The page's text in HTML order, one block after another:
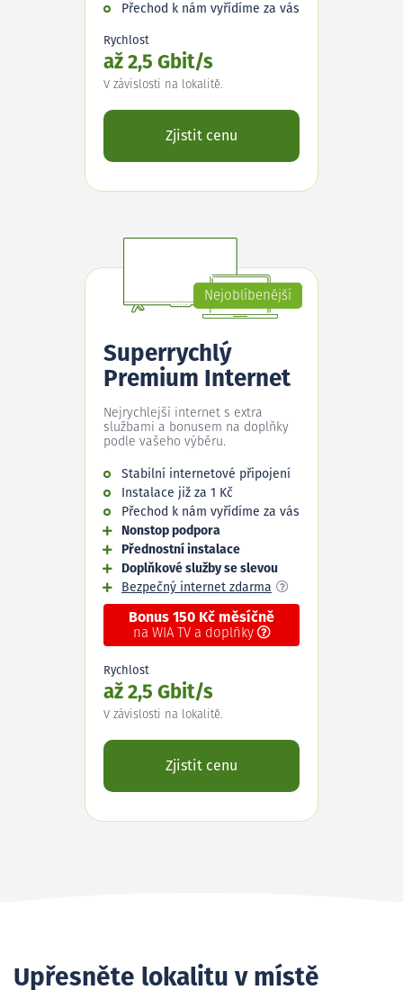
Přechod k nám vyřídíme za vás
Rychlost
až 2,5 Gbit/s
V závislosti na lokalitě.
Zjistit cenu
Nejoblíbenější
Superrychlý
Premium Internet
Nejrychlejší internet s extra
službami a bonusem na doplňky
podle vašeho výběru.
Stabilní internetové připojení
Instalace již za 1 Kč
Přechod k nám vyřídíme za vás
Nonstop podpora
Přednostní instalace
Doplňkové služby se slevou
Bezpečný internet zdarma
Bonus 150 Kč měsíčně
na WIA TV a doplňky
Rychlost
až 2,5 Gbit/s
V závislosti na lokalitě.
Zjistit cenu
Upřesněte lokalitu v místě